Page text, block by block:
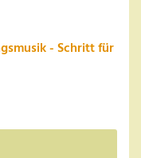
- Schritt für